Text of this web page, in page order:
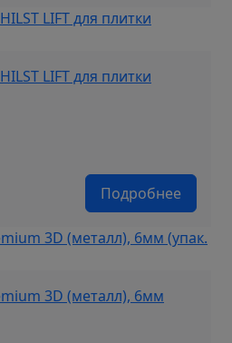
LIFT для плитки
Подробнее
3D (металл), 6мм